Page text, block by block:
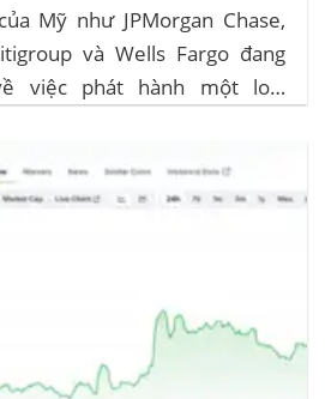
Mỹ như JPMorgan Chase,
và Wells Fargo đang
việc phát hành một loại